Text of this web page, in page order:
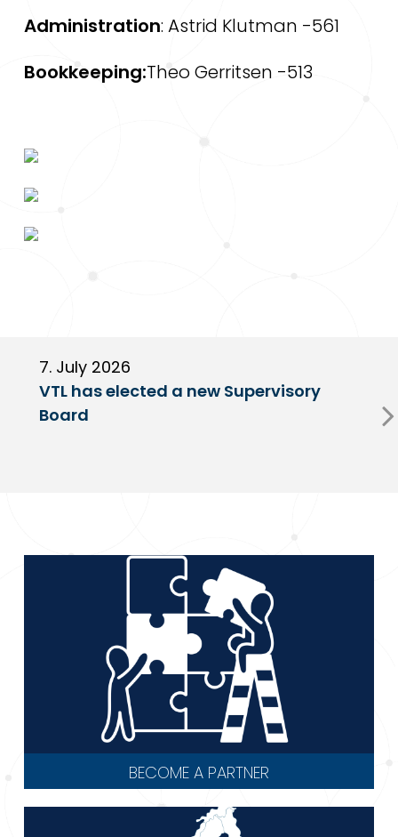
Administration: Astrid Klutman -561
Bookkeeping:Theo Gerritsen -513
7. July 2026
VTL has elected a new Supervisory
Board
BECOME A PARTNER